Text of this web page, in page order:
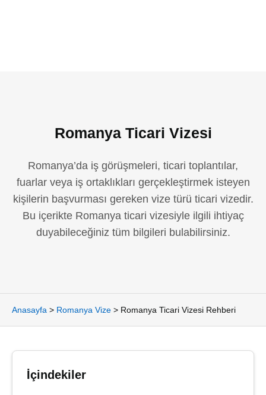
Romanya Ticari Vizesi
Romanya’da iş görüşmeleri, ticari toplantılar,
fuarlar veya iş ortaklıkları gerçekleştirmek isteyen
kişilerin başvurması gereken vize türü ticari vizedir.
Bu içerikte Romanya ticari vizesiyle ilgili ihtiyaç
duyabileceğiniz tüm bilgileri bulabilirsiniz.
Anasayfa > Romanya Vize > Romanya Ticari Vizesi Rehberi
İçindekiler